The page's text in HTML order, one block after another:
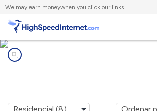
We may earn moneywhen you click our links.